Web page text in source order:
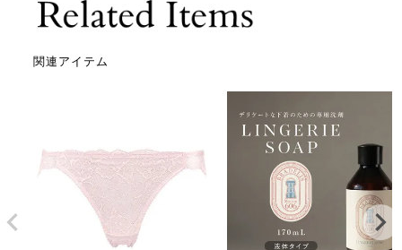
関連アイテム